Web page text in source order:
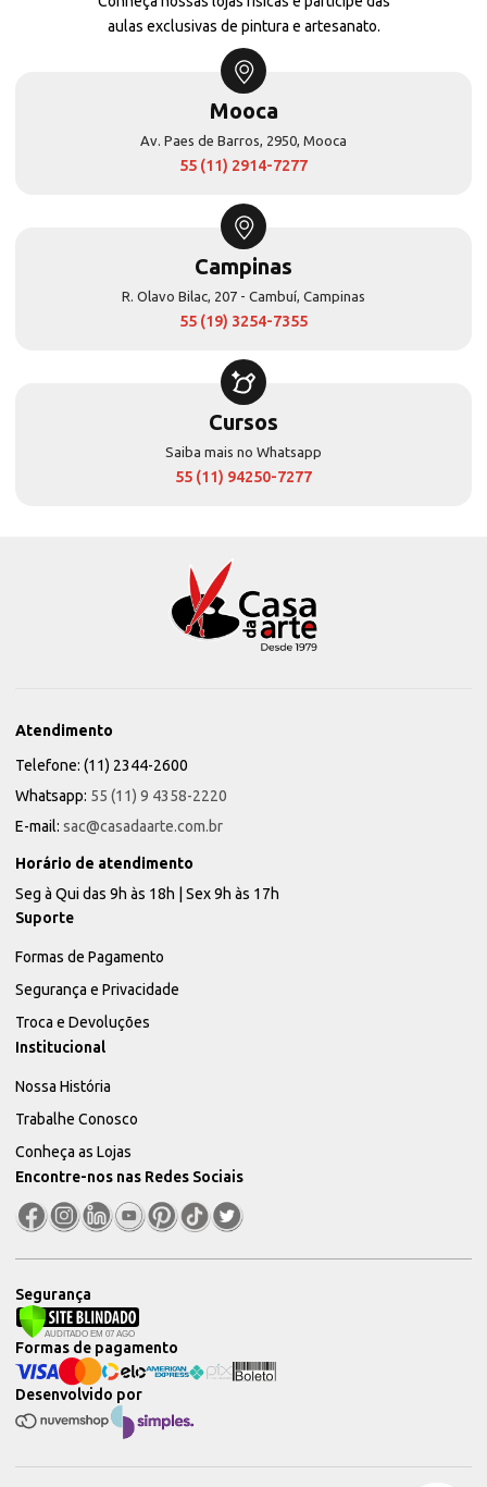
aulas exclusivas de pintura e artesanato.
Mooca
Av. Paes de Barros, 2950, Mooca
55 (11) 2914-7277
Campinas
R. Olavo Bilac, 207 - Cambuí, Campinas
55 (19) 3254-7355
Cursos
Saiba mais no Whatsapp
55 (11) 94250-7277
Atendimento
Telefone: (11) 2344-2600
Whatsapp: 55 (11) 9 4358-2220
E-mail: sac@casadaarte.com.br
Horário de atendimento
Seg à Qui das 9h às 18h | Sex 9h às 17h
Suporte
Formas de Pagamento
Segurança e Privacidade
Troca e Devoluções
Institucional
Nossa História
Trabalhe Conosco
Conheça as Lojas
Encontre-nos nas Redes Sociais
Segurança
Desenvolvido por
Formas de pagamento